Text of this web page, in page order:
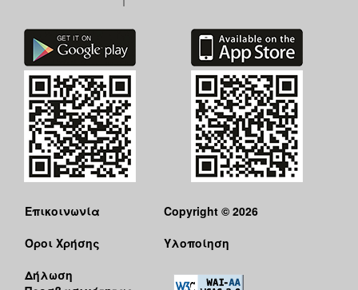
Επικοινωνία
Όροι Χρήσης
Δήλωση
Copyright © 2026
Υλοποίηση